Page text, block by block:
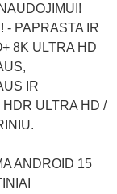
- PAPRASTA IR
8K ULTRA HD
IR
ULTRA HD /
ANDROID 15